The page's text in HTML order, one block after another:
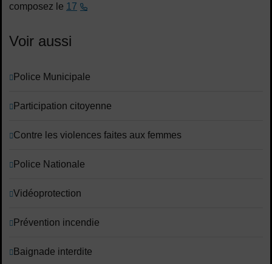
composez le 17
Voir aussi
Police Municipale
Participation citoyenne
Contre les violences faites aux femmes
Police Nationale
Vidéoprotection
Prévention incendie
Baignade interdite